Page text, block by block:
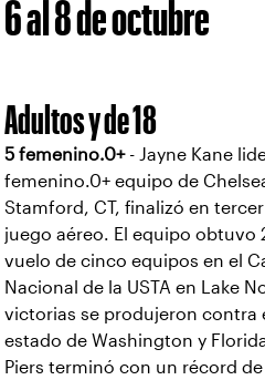
6 al 8 de octubre
Adultos y de 18
5 femenino.0+- Jayne Kane
femenino.0+ equipo de
Stamford, CT, finalizó en tercer
juego aéreo. El equipo obtuvo
vuelo de cinco equipos en el
Nacional de la USTA en Lake
victorias se produjeron contra
estado de Washington y
Piers terminó con un récord